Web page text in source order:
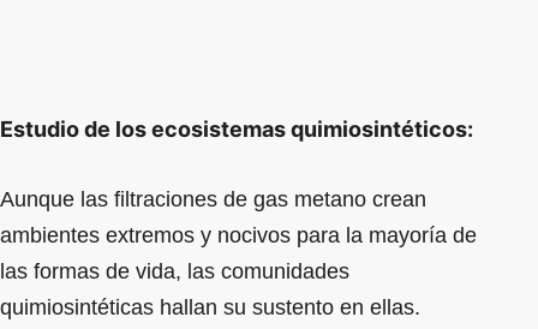
Estudio de los ecosistemas quimiosintéticos:
Aunque las filtraciones de gas metano crean
ambientes extremos y nocivos para la mayoría de
las formas de vida, las comunidades
quimiosintéticas hallan su sustento en ellas.